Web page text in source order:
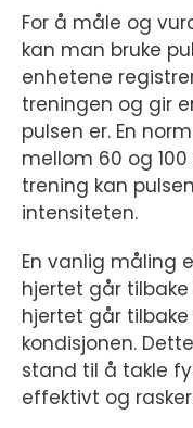
For å måle og
kan man bruke
enhetene
treningen og gir
pulsen er. En
mellom 60 og
trening kan
intensiteten.
En vanlig måling
hjertet går tilbake
hjertet går tilbake
kondisjonen.
stand til å takle
effektivt og